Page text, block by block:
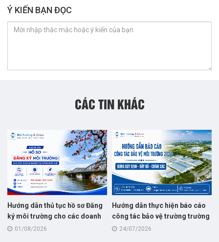
Ý KIẾN BẠN ĐỌC
CÁC TIN KHÁC
Hướng dẫn thủ tục hồ sơ Đăng
ký môi trường cho các doanh
nghiệp tại thành phố Huế
01/08/2026
Hướng dẫn thực hiện báo cáo
công tác bảo vệ trường trường
năm 2026
24/07/2026